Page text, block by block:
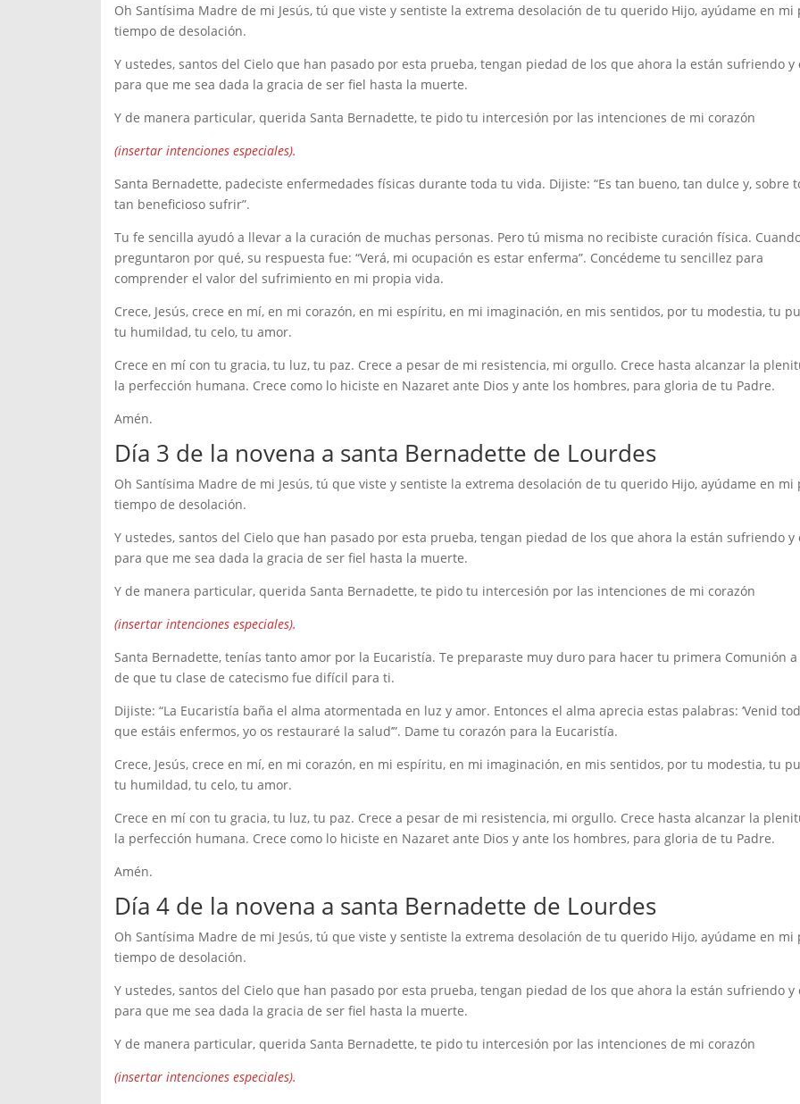
Oh Santísima Madre de mi Jesús, tú que viste y sentiste la extrema desolación de tu querido Hijo, ayúdame en mi
tiempo de desolación.
Y ustedes, santos del Cielo que han pasado por esta prueba, tengan piedad de los que ahora la están sufriendo y
para que me sea dada la gracia de ser fiel hasta la muerte.
Y de manera particular, querida Santa Bernadette, te pido tu intercesión por las intenciones de mi corazón
(insertar intenciones especiales).
Santa Bernadette, padeciste enfermedades físicas durante toda tu vida. Dijiste: “Es tan bueno, tan dulce y, sobre
tan beneficioso sufrir”.
Tu fe sencilla ayudó a llevar a la curación de muchas personas. Pero tú misma no recibiste curación física.
preguntaron por qué, su respuesta fue: “Verá, mi ocupación es estar enferma”. Concédeme tu sencillez para
comprender el valor del sufrimiento en mi propia vida.
Crece, Jesús, crece en mí, en mi corazón, en mi espíritu, en mi imaginación, en mis sentidos, por tu modestia, tu
tu humildad, tu celo, tu amor.
Crece en mí con tu gracia, tu luz, tu paz. Crece a pesar de mi resistencia, mi orgullo. Crece hasta alcanzar la
la perfección humana. Crece como lo hiciste en Nazaret ante Dios y ante los hombres, para gloria de tu Padre.
Amén.
Día 3 de la novena a santa Bernadette de Lourdes
Oh Santísima Madre de mi Jesús, tú que viste y sentiste la extrema desolación de tu querido Hijo, ayúdame en mi
tiempo de desolación.
Y ustedes, santos del Cielo que han pasado por esta prueba, tengan piedad de los que ahora la están sufriendo y
para que me sea dada la gracia de ser fiel hasta la muerte.
Y de manera particular, querida Santa Bernadette, te pido tu intercesión por las intenciones de mi corazón
(insertar intenciones especiales).
Santa Bernadette, tenías tanto amor por la Eucaristía. Te preparaste muy duro para hacer tu primera Comunión
de que tu clase de catecismo fue difícil para ti.
Dijiste: “La Eucaristía baña el alma atormentada en luz y amor. Entonces el alma aprecia estas palabras: ‘Venid
que estáis enfermos, yo os restauraré la salud’”. Dame tu corazón para la Eucaristía.
Crece, Jesús, crece en mí, en mi corazón, en mi espíritu, en mi imaginación, en mis sentidos, por tu modestia, tu
tu humildad, tu celo, tu amor.
Crece en mí con tu gracia, tu luz, tu paz. Crece a pesar de mi resistencia, mi orgullo. Crece hasta alcanzar la
la perfección humana. Crece como lo hiciste en Nazaret ante Dios y ante los hombres, para gloria de tu Padre.
Amén.
Día 4 de la novena a santa Bernadette de Lourdes
Oh Santísima Madre de mi Jesús, tú que viste y sentiste la extrema desolación de tu querido Hijo, ayúdame en mi
tiempo de desolación.
Y ustedes, santos del Cielo que han pasado por esta prueba, tengan piedad de los que ahora la están sufriendo y
para que me sea dada la gracia de ser fiel hasta la muerte.
Y de manera particular, querida Santa Bernadette, te pido tu intercesión por las intenciones de mi corazón
(insertar intenciones especiales).